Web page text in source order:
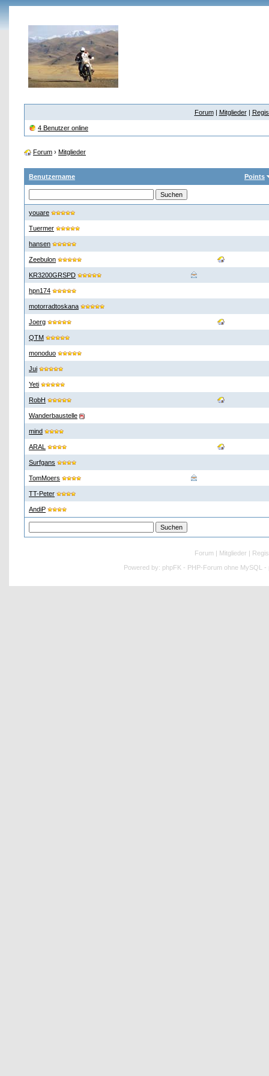
Forum| Mitglieder|
4 Benutzer online
Forum › Mitglieder
Benutzername Points
youare
Tuermer
hansen
Zeebulon
KR3200GRSPD
hpn174
motorradtoskana
Joerg
QTM
monoduo
Jui
Yeti
RobH
Wanderbaustelle
mind
ARAL
Surfgans
TomMoers
TT-Peter
AndiP
Forum | Mitglieder |
Powered by: phpFK - PHP-Forum ohne MySQL -